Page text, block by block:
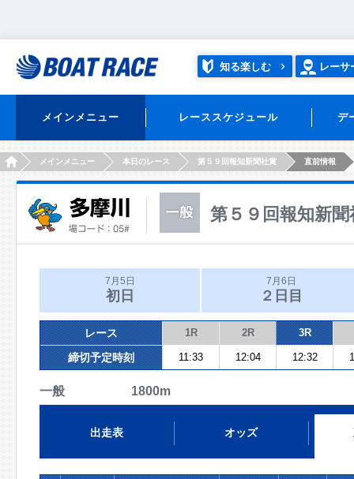
知る楽しむ レーサ
メインメニュー レーススケジュール デ
HOMEメインメニュー 本日のレース 第５９回報知新聞社賞 直前情報
第５９回報知新聞
7月5日
初日
7月6日
２日目
レース 1R 2R 3R
締切予定時刻 11:33 12:04 12:32
一般 1800m
出走表 オッズ